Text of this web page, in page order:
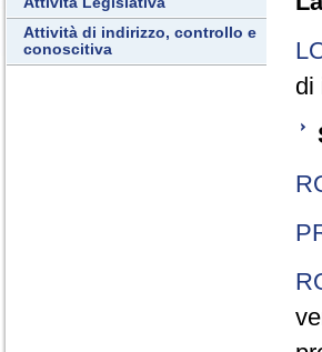
Attività di indirizzo, controllo e
conoscitiva
di